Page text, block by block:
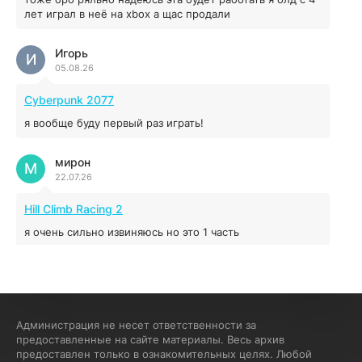
04.12.2025
Red Chaos - The Strict Order
04.12.2025
16.95 ГБ
04.12.2025
лет играл в неё на xbox а щас продали
Игорь
05.08.26
И
Cyberpunk 2077
я вообще буду первый раз играть!
мирон
22.07.26
М
Hill Climb Racing 2
я очень сильно извиняюсь но это 1 часть
если эта для пс а не для пк какого лешего вы пишите
на пк !!!!! Сука ебланойды космические вы напишите
Администрация не несет ответственности за
предоставленные на сайте материалы. Весь архив
предоставлен только в ознакомительных целях. Любой